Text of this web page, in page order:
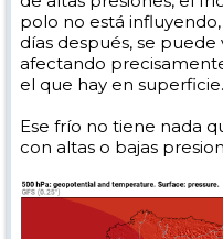
polo no está
días después, se
afectando
el que hay en superficie.
Ese frío no tiene nada
con altas o bajas